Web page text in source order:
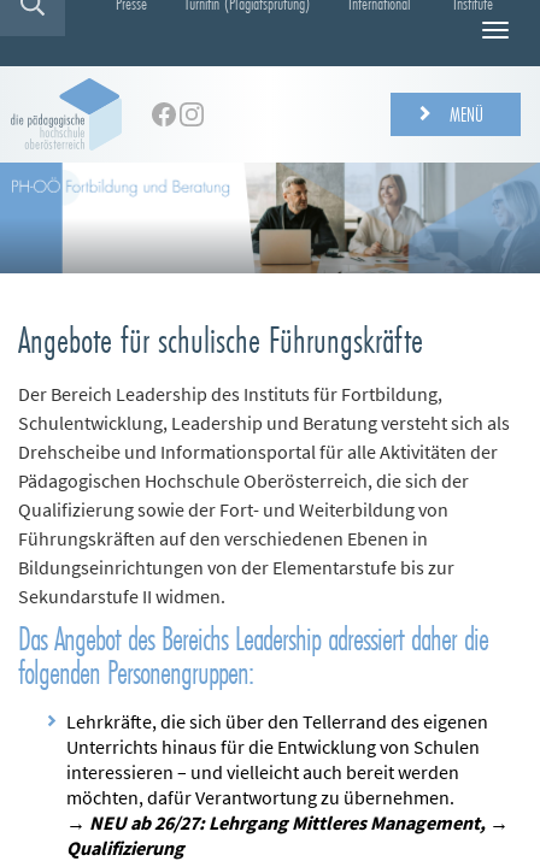
N
g
a
t
i
o
n
a
u
MENÜ
Angebote für schulische Führungskräfte
Der Bereich Leadership des Instituts für Fortbildung,
Schulentwicklung, Leadership und Beratung versteht sich als
Drehscheibe und Informationsportal für alle Aktivitäten der
Pädagogischen Hochschule Oberösterreich, die sich der
Qualifizierung sowie der Fort- und Weiterbildung von
Führungskräften auf den verschiedenen Ebenen in
Bildungseinrichtungen von der Elementarstufe bis zur
Sekundarstufe II widmen.
Das Angebot des Bereichs Leadership adressiert daher die
folgenden Personengruppen:
Lehrkräfte, die sich über den Tellerrand des eigenen
Unterrichts hinaus für die Entwicklung von Schulen
interessieren – und vielleicht auch bereit werden
möchten, dafür Verantwortung zu übernehmen.
→ NEU ab 26/27: Lehrgang Mittleres Management, →
Qualifizierung